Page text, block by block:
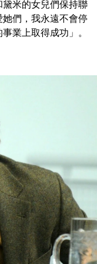
米的女兒們保持聯
她們，我永遠不會停
業上取得成功」。